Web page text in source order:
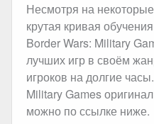
Несмотря на некоторые
крутая кривая
Border Wars: Military
лучших игр в своём
игроков на долгие
Military Games
можно по ссылке ниже.